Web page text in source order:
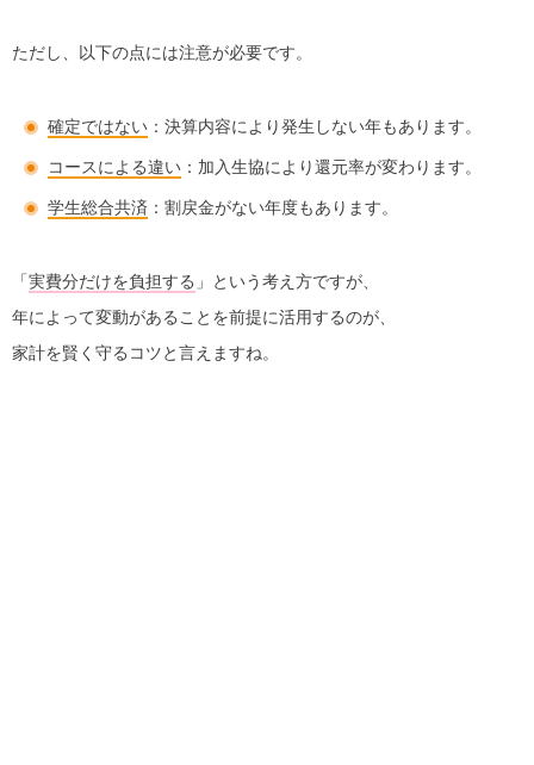
ただし、以下の点には注意が必要です。
確定ではない ：決算内容により発生しない年もあります。
コースによる違い ：加入生協により還元率が変わります。
学生総合共済 ：割戻金がない年度もあります。
「実費分だけを負担する 」という考え方ですが、
年によって変動があることを前提に活用するのが、
家計を賢く守るコツと言えますね。